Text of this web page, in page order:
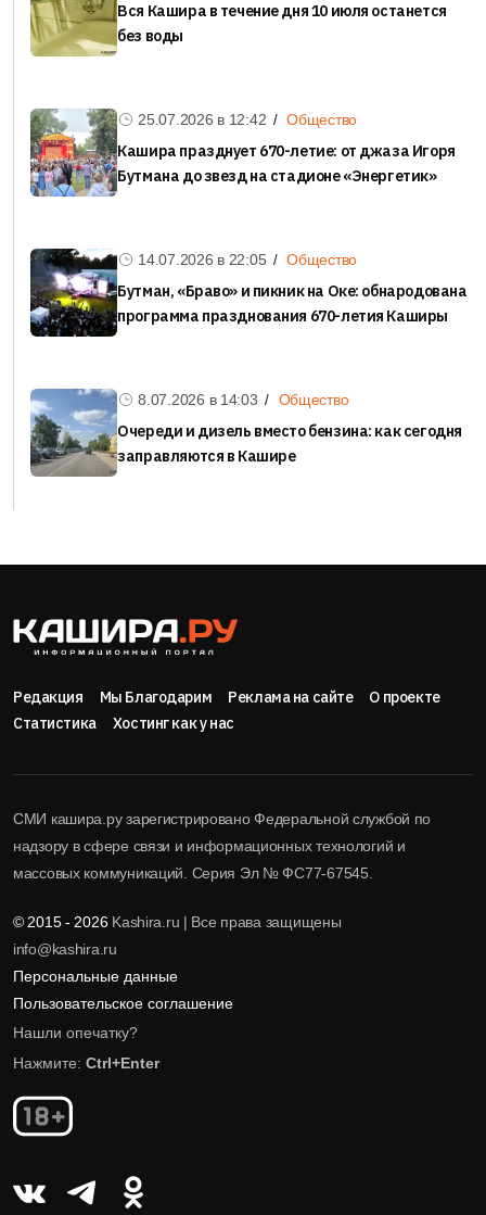
Вся Кашира в течение дня 10 июля останется
без воды
25.07.2026 в 12:42 Общество
Кашира празднует 670-летие: от джаза Игоря
Бутмана до звезд на стадионе «Энергетик»
14.07.2026 в 22:05 Общество
Бутман, «Браво» и пикник на Оке: обнародована
программа празднования 670-летия Каширы
8.07.2026 в 14:03 Общество
Очереди и дизель вместо бензина: как сегодня
заправляются в Кашире
Редакция Мы Благодарим Реклама на сайте
О проекте
Статистика
Хостинг как у нас
СМИ кашира.ру зарегистрировано Федеральной службой по
надзору в сфере связи и информационных технологий и
массовых коммуникаций. Серия Эл № ФС77-67545.
© 2015 - 2026Kashira.ru | Все права защищены
info@kashira.ru
Персональные данные
Пользовательское соглашение
Нашли опечатку?
Нажмите: Ctrl+Enter